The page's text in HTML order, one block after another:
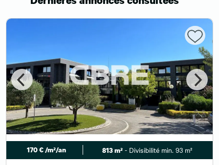
170 € /m²/an 813 m² - Divisibilité min. 93 m²